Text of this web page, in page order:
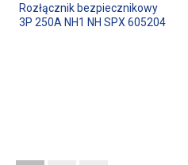
Rozłącznik bezpiecznikowy
3P 250A NH1 NH SPX 605204